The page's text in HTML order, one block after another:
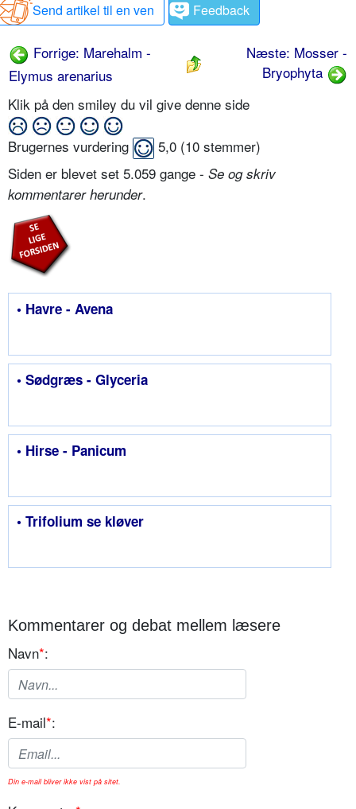
Send artikel til en ven
Feedback
Forrige: Marehalm -
Elymus arenarius
Næste: Mosser -
Bryophyta
Klik på den smiley du vil give denne side
Brugernes vurdering 5,0 (10 stemmer)
Siden er blevet set 5.059 gange - Se og skriv
kommentarer herunder.
• Havre - Avena
• Sødgræs - Glyceria
• Hirse - Panicum
• Trifolium se kløver
Kommentarer og debat mellem læsere
Navn*:
E-mail*:
Din e-mail bliver ikke vist på sitet.